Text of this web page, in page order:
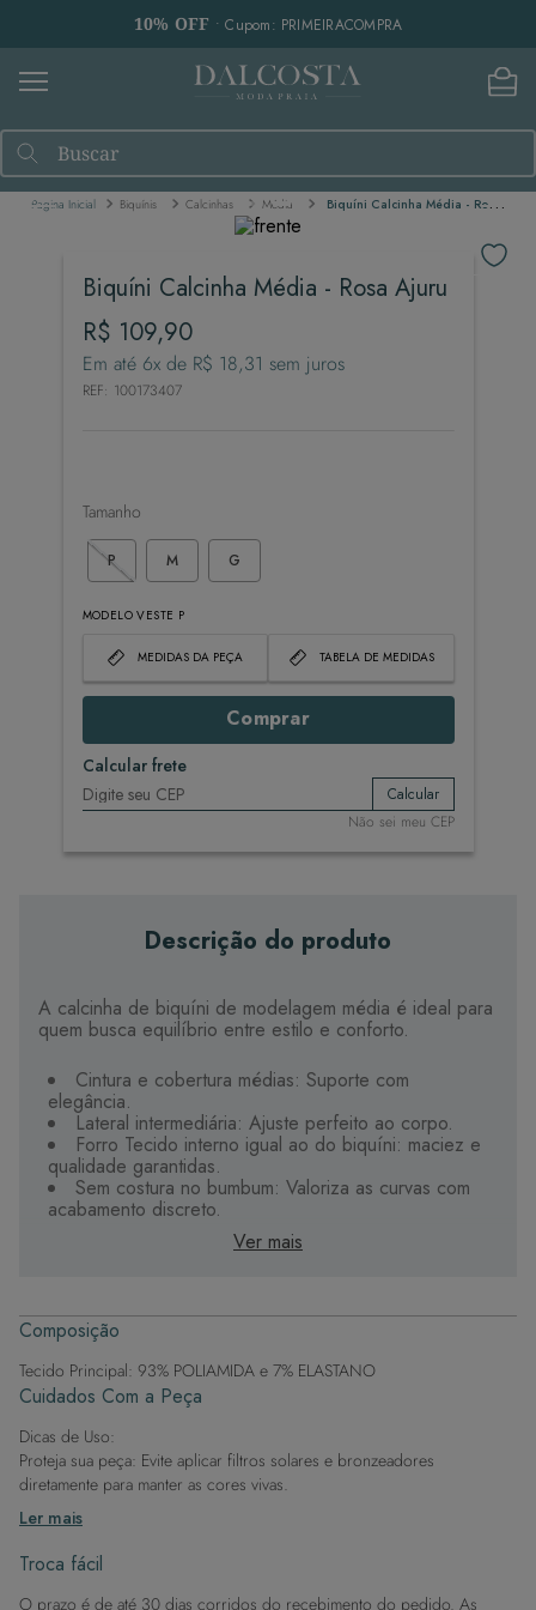
10% OFF • Cupom: PRIMEIRACOMPRA
Buscar
Biquínis Calcinhas Média Biquíni Calcinha Média - Rosa Ajuru
Biquíni Calcinha Média - Rosa Ajuru
R$ 109,90
Em até 6x de R$ 18,31 sem juros
REF: 100173407
Tamanho
P M G
MODELO VESTE P
MEDIDAS DA PEÇA TABELA DE MEDIDAS
Comprar
Calcular frete
Calcular
Não sei meu CEP
Descrição do produto
A calcinha de biquíni de modelagem média é ideal para
quem busca equilíbrio entre estilo e conforto.
Cintura e cobertura médias: Suporte com
elegância.
Lateral intermediária: Ajuste perfeito ao corpo.
Forro Tecido interno igual ao do biquíni: maciez e
qualidade garantidas.
Sem costura no bumbum: Valoriza as curvas com
acabamento discreto.
Perfeita para um look sofisticado e confortável ao sol.
Ver mais
Composição
Tecido Principal: 93% POLIAMIDA e 7% ELASTANO
Cuidados Com a Peça
Dicas de Uso:
Proteja sua peça: Evite aplicar filtros solares e bronzeadores
diretamente para manter as cores vivas.
Após a piscina: Lembre-se de que o cloro pode desgastar o tecido,
então enxague após sair da água.
Evite superfícies ásperas: Para manter a integridade do tecido, evite
Ler mais
Troca fácil
O prazo é de até 30 dias corridos do recebimento do pedido. As